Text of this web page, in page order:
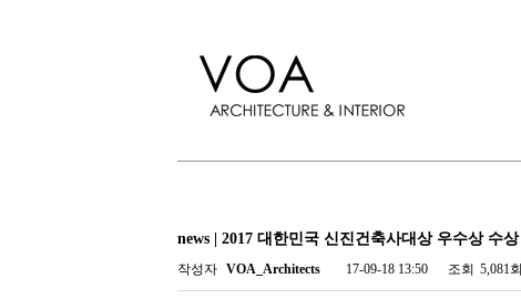
news | 2017 대한민국 신진건축사대상 우수상 수상
작성자 VOA_Architects 17-09-18 13:50 조회 5,081회